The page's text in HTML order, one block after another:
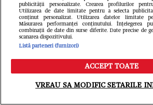
Meniu Caută
publicității personalizate. Crearea profilurilor
Utilizarea de date limitate pentru a selecta
conținut personalizat. Utilizarea datelor limitate
Măsurarea performanței conținutului. Înțelegerea
combinații de date din surse diferite. Date precise de
scanarea dispozitivului.
Listă parteneri (furnizori)
ACCEPT TOATE
VREAU SA MODIFIC SETARILE